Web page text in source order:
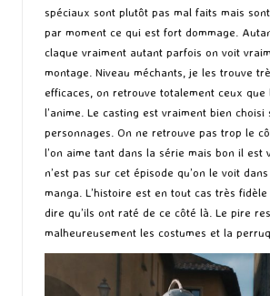
spéciaux sont plutôt pas mal faits mais
par moment ce qui est fort dommage.
claque vraiment autant parfois on voit
montage. Niveau méchants, je les trouve
efficaces, on retrouve totalement ceux que
l’anime. Le casting est vraiment bien choisi
personnages. On ne retrouve pas trop le
l’on aime tant dans la série mais bon il est
n’est pas sur cet épisode qu’on le voit
manga. L’histoire est en tout cas très
dire qu’ils ont raté de ce côté là. Le pire
malheureusement les costumes et la